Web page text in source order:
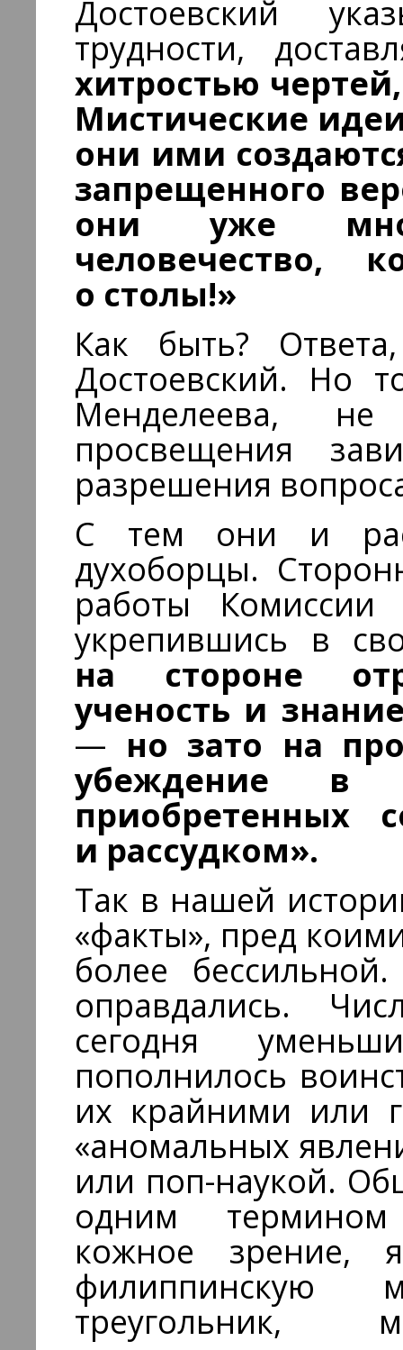
Достоевский
трудности,
хитростью
Мистические
они ими
запрещенного
они уже
человечество,
о столы!»
Как быть?
Достоевский. Но
Менделеева,
просвещения
разрешения
С тем они и
духоборцы.
работы
укрепившись в
на стороне
ученость и
— но зато на
убеждение в
приобретенных
и рассудком».
Так в нашей
«факты», пред
более
оправдались.
сегодня
пополнилось
их крайними или
«аномальных
или поп-наукой.
одним термином
кожное зрение,
филиппинскую
треугольник,